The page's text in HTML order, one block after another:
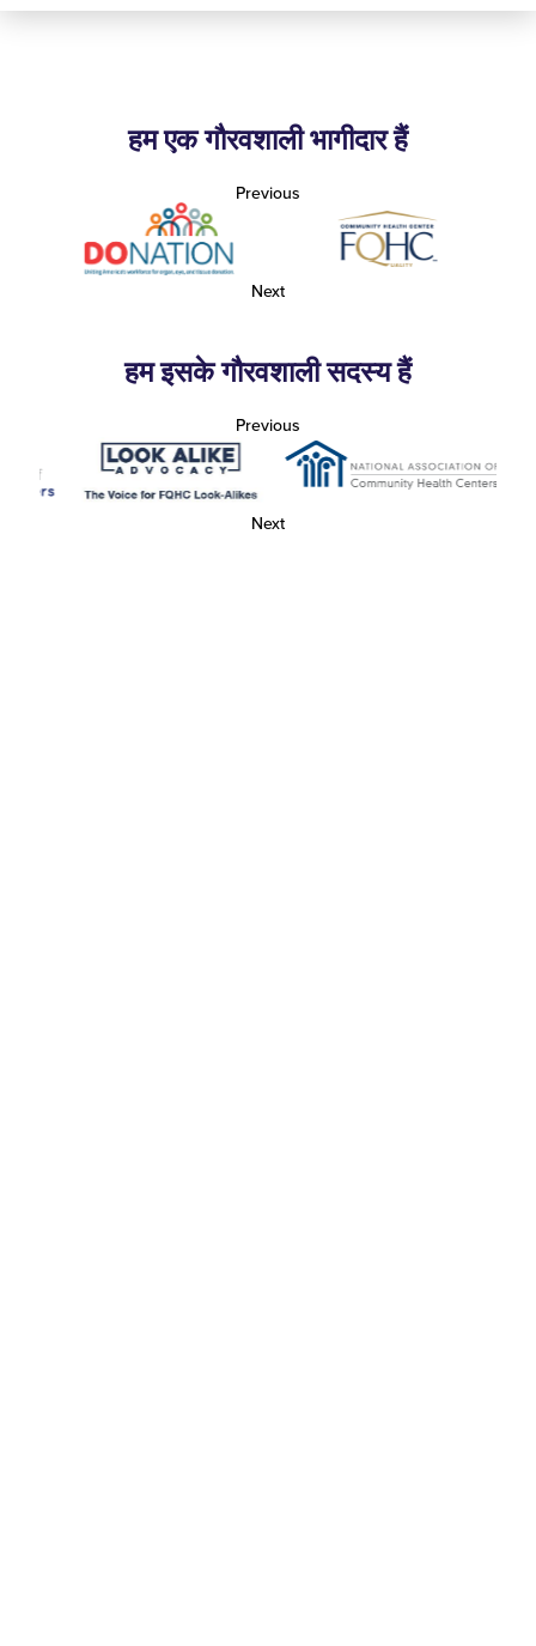
हम एक गौरवशाली भागीदार हैं
Previous
Next
हम इसके गौरवशाली सदस्य हैं
Previous
Next